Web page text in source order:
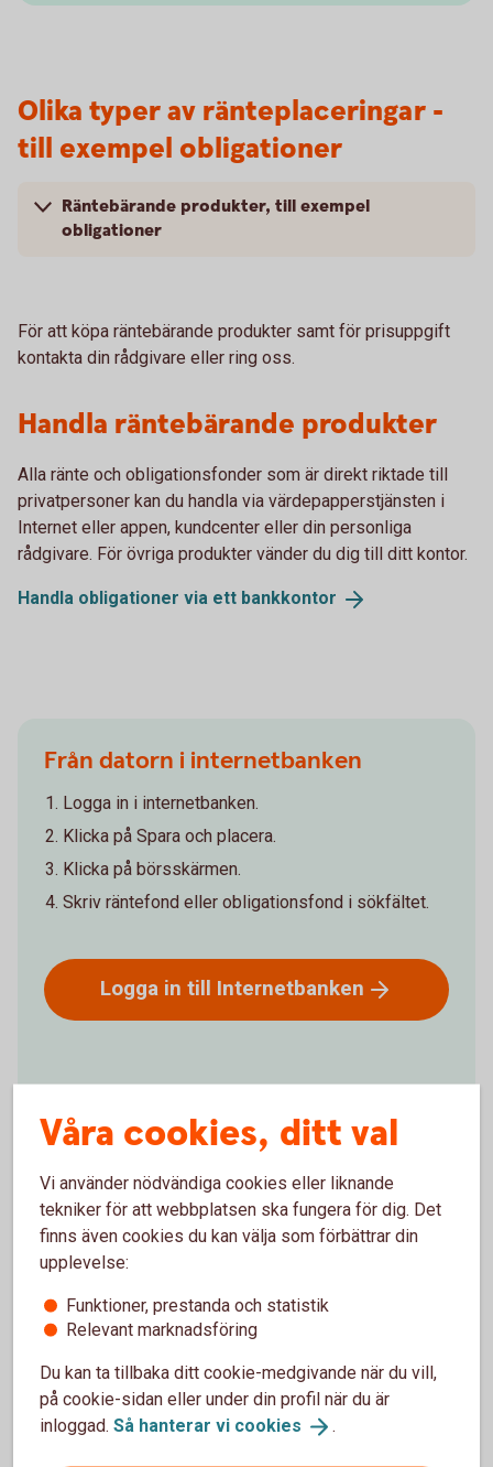
Olika typer av ränteplaceringar -
till exempel obligationer
Räntebärande produkter, till exempel
obligationer
För att köpa räntebärande produkter samt för prisuppgift
kontakta din rådgivare eller ring oss.
Handla räntebärande produkter
Alla ränte och obligationsfonder som är direkt riktade till
privatpersoner kan du handla via värdepapperstjänsten i
Internet eller appen, kundcenter eller din personliga
rådgivare. För övriga produkter vänder du dig till ditt kontor.
Handla obligationer via ett bankkontor
Från datorn i internetbanken
Logga in i internetbanken.
Klicka på Spara och placera.
Klicka på börsskärmen.
Skriv räntefond eller obligationsfond i sökfältet.
Logga in till Internetbanken
Från mobilen i vår app
Logga in i appen.
Klicka på Spara och placera.
Skriv räntefond eller obligationsfond i sökfältet.
Våra cookies, ditt val
Vi använder nödvändiga cookies eller liknande
tekniker för att webbplatsen ska fungera för dig. Det
finns även cookies du kan välja som förbättrar din
upplevelse:
Funktioner, prestanda och statistik
Relevant marknadsföring
Du kan ta tillbaka ditt cookie-medgivande när du vill,
på cookie-sidan eller under din profil när du är
inloggad. Så hanterar vi cookies .